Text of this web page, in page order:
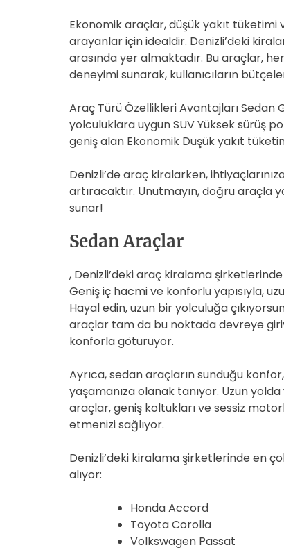
Ekonomik araçlar, düşük yakıt
arayanlar için idealdir. Denizli’deki
arasında yer almaktadır. Bu araçlar,
deneyimi sunarak, kullanıcıların
Araç Türü Özellikleri Avantajları Sedan
yolculuklara uygun SUV Yüksek sürüş
geniş alan Ekonomik Düşük yakıt
Denizli’de araç kiralarken,
artıracaktır. Unutmayın, doğru araçla
sunar!
Sedan Araçlar
, Denizli’deki araç kiralama
Geniş iç hacmi ve konforlu yapısıyla,
Hayal edin, uzun bir yolculuğa
araçlar tam da bu noktada devreye
konforla götürüyor.
Ayrıca, sedan araçların sunduğu
yaşamanıza olanak tanıyor. Uzun yolda
araçlar, geniş koltukları ve sessiz
etmenizi sağlıyor.
Denizli’deki kiralama şirketlerinde en
alıyor:
Honda Accord
Toyota Corolla
Volkswagen Passat